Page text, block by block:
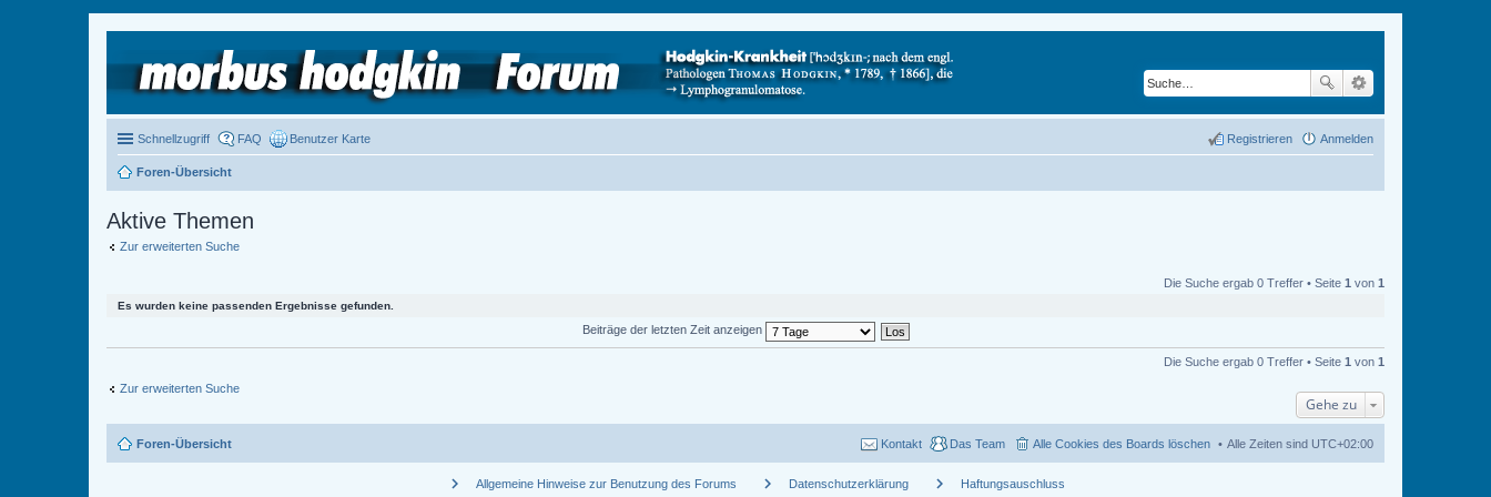
Schnellzugriff FAQ Benutzer Karte Anmelden
Registrieren
Foren-Übersicht
Aktive Themen
Zur erweiterten Suche
Die Suche ergab 0 Treffer • Seite 1 von 1
Es wurden keine passenden Ergebnisse gefunden.
Beiträge der letzten Zeit anzeigen
Die Suche ergab 0 Treffer • Seite 1 von 1
Zur erweiterten Suche
Gehe zu
Foren-Übersicht Alle Zeiten sind UTC+02:00
Alle Cookies des Boards löschen
Das Team
Kontakt
chevron_right Allgemeine Hinweise zur Benutzung des Forums chevron_right Datenschutzerklärung chevron_right Haftungsauschluss